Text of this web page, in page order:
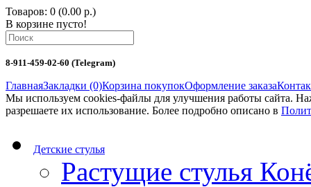
Товаров: 0 (0.00 р.)
В корзине пусто!
8-911-459-02-60 (Telegram)
ГлавнаяЗакладки (0)Корзина покупокОформление заказа
Мы используем cookies-файлы для улучшения работы сайта.
разрешаете их использование. Более подробно описано в
Детские стулья
Растущие стулья